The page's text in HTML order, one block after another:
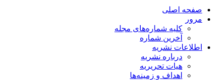
صفحه اصلی
مرور
کلیه شماره‌های مجله
آخرین شماره
اطلاعات نشریه
درباره نشریه
هیات تحریریه
اهداف و زمینه‌ها